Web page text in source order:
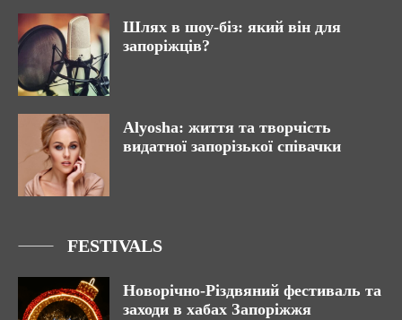
Шлях в шоу-біз: який він для
запоріжців?
Alyosha: життя та творчість
видатної запорізької співачки
FESTIVALS
Новорічно-Різдвяний фестиваль та
заходи в хабах Запоріжжя